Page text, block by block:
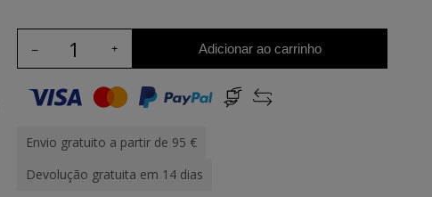
Adicionar ao carrinho
Envio gratuito a partir de 95 €
Devolução gratuita em 14 dias